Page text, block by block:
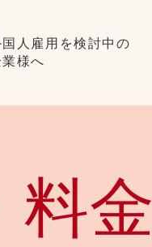
国人雇用を検討中の
様へ
料金